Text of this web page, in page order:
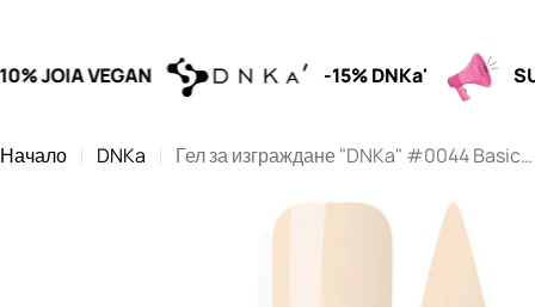
JOIA VEGAN -15% DNKa'
Начало DNKa Гел за изграждане "DNKa" #0044 Basic 30 ml